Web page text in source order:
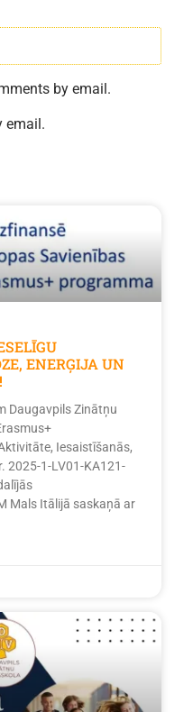
by email.
email.
ENERĢIJA UN
Daugavpils Zinātņu
Iesaistīšanās,
2025-1-LV01-KA121-
Mals Itālijā saskaņā ar